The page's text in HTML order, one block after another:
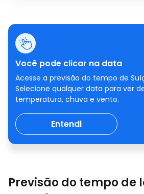
Você pode clicar na data
Acesse a previsão do tempo de
Selecione qualquer data para ver
temperatura, chuva e vento.
Entendi
Previsão do tempo de